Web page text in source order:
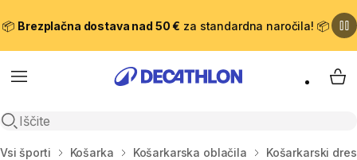
📦 Brezplačna dostava nad 50 € za standardna naročila! 📦
Meni
Odpri iskanje
Domov
Vsi športi Košarka Košarkarska oblačila Košarkarski